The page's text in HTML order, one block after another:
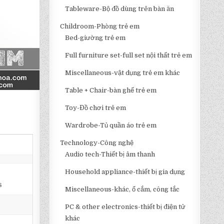
Tableware-Bộ đồ dùng trên bàn ăn
Childroom-Phòng trẻ em
Bed-giường trẻ em
Full furniture set-full set nội thất trẻ em
Miscellaneous-vật dụng trẻ em khác
Table + Chair-bàn ghế trẻ em
Toy-Đồ chơi trẻ em
Wardrobe-Tủ quần áo trẻ em
Technology-Công nghệ
Audio tech-Thiết bị âm thanh
Household appliance-thiết bị gia dụng
Miscellaneous-khác, ổ cắm, công tắc
PC & other electronics-thiết bị điện tử
khác